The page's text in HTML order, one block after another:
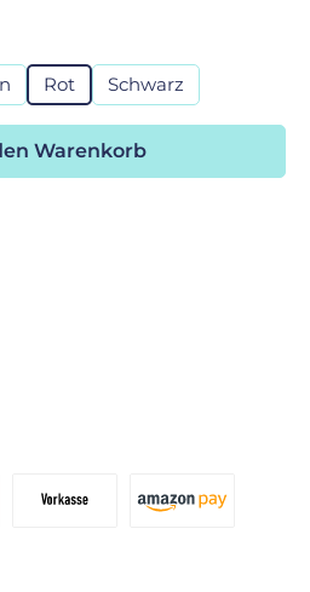
Rot Schwarz
ein oder benutze die
Warenkorb